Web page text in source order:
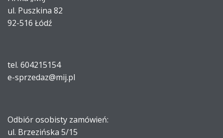
ul. Puszkina 82
92-516 Łódź
tel. 604215154
e-sprzedaz@mij.pl
Odbiór osobisty zamówień:
ul. Brzezińska 5/15